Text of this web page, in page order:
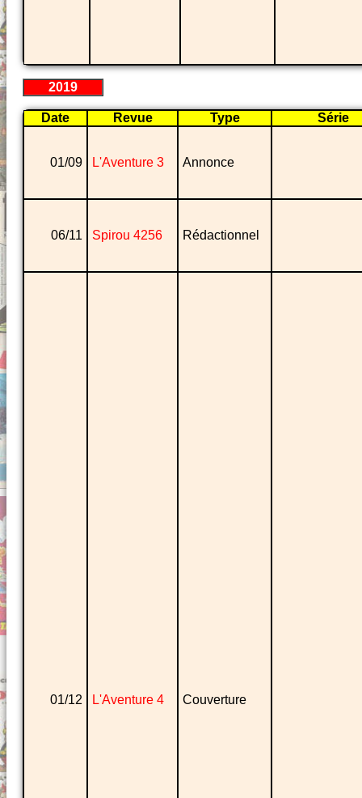
2019
Date Revue Type Série
01/09 L'Aventure 3 Annonce
06/11 Spirou 4256 Rédactionnel
01/12 L'Aventure 4 Couverture